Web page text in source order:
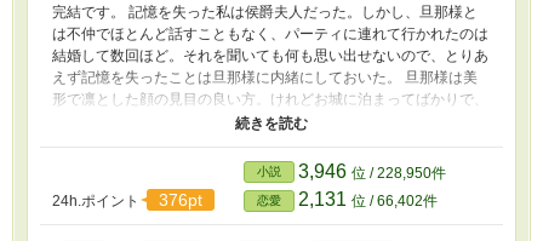
完結です。 記憶を失った私は侯爵夫人だった。しかし、旦那様と
は不仲でほとんど話すこともなく、パーティに連れて行かれたのは
結婚して数回ほど。それを聞いても何も思い出せないので、とりあ
えず記憶を失ったことは旦那様に内緒にしておいた。 旦那様は美
形で凛とした顔の見目の良い方。けれどお城に泊まってばかりで、
お屋敷にいてもほとんど顔を合わせない。いいんですよ、その間私
何の問題もなかったけれど、ある日突然パーティに同伴すること
に。 旦那様が「わたし」をどう思っているのか、記憶を失った私
にはどうでもいい。けれど、旦那様のお相手たちがやけに私に噛み
付いてくる。 記憶がないのだから、私は旦那様のことはどうでも
24h.ポイント 376pt
小説 3,946 位 / 228,950件
恋愛 2,131 位 / 66,402件